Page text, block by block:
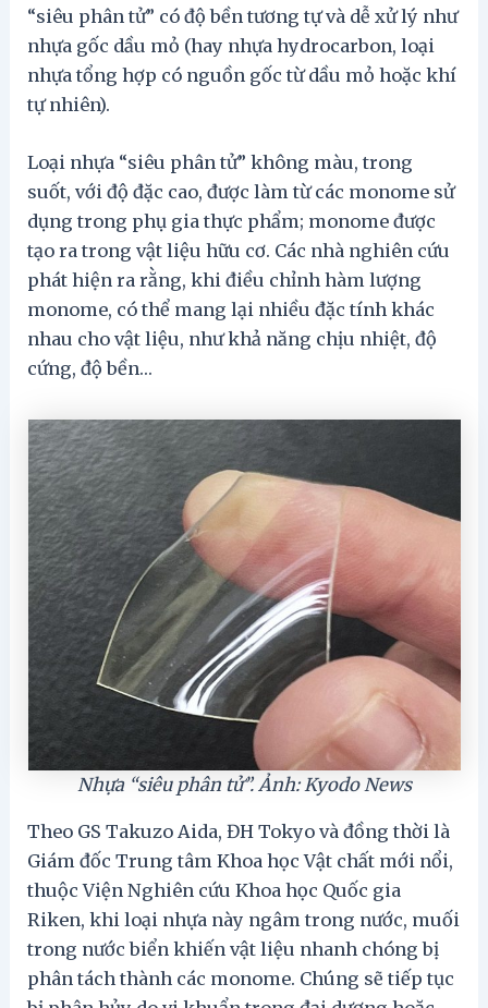
“siêu phân tử” có độ bền tương tự và dễ xử lý như
nhựa gốc dầu mỏ (hay nhựa hydrocarbon, loại
nhựa tổng hợp có nguồn gốc từ dầu mỏ hoặc khí
tự nhiên).
Loại nhựa “siêu phân tử” không màu, trong
suốt, với độ đặc cao, được làm từ các monome sử
dụng trong phụ gia thực phẩm; monome được
tạo ra trong vật liệu hữu cơ. Các nhà nghiên cứu
phát hiện ra rằng, khi điều chỉnh hàm lượng
monome, có thể mang lại nhiều đặc tính khác
nhau cho vật liệu, như khả năng chịu nhiệt, độ
cứng, độ bền…
Nhựa “siêu phân tử”. Ảnh: Kyodo News
Theo GS Takuzo Aida, ĐH Tokyo và đồng thời là
Giám đốc Trung tâm Khoa học Vật chất mới nổi,
thuộc Viện Nghiên cứu Khoa học Quốc gia
Riken, khi loại nhựa này ngâm trong nước, muối
trong nước biển khiến vật liệu nhanh chóng bị
phân tách thành các monome. Chúng sẽ tiếp tục